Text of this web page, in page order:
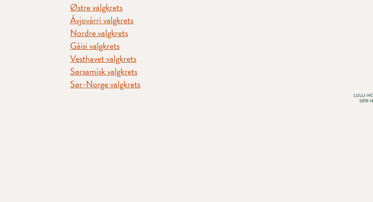
Østre valgkrets
Ávjovárri valgkrets
Nordre valgkrets
Gáisi valgkrets
Vesthavet valgkrets
Sørsamisk valgkrets
Sør-Norge valgkrets